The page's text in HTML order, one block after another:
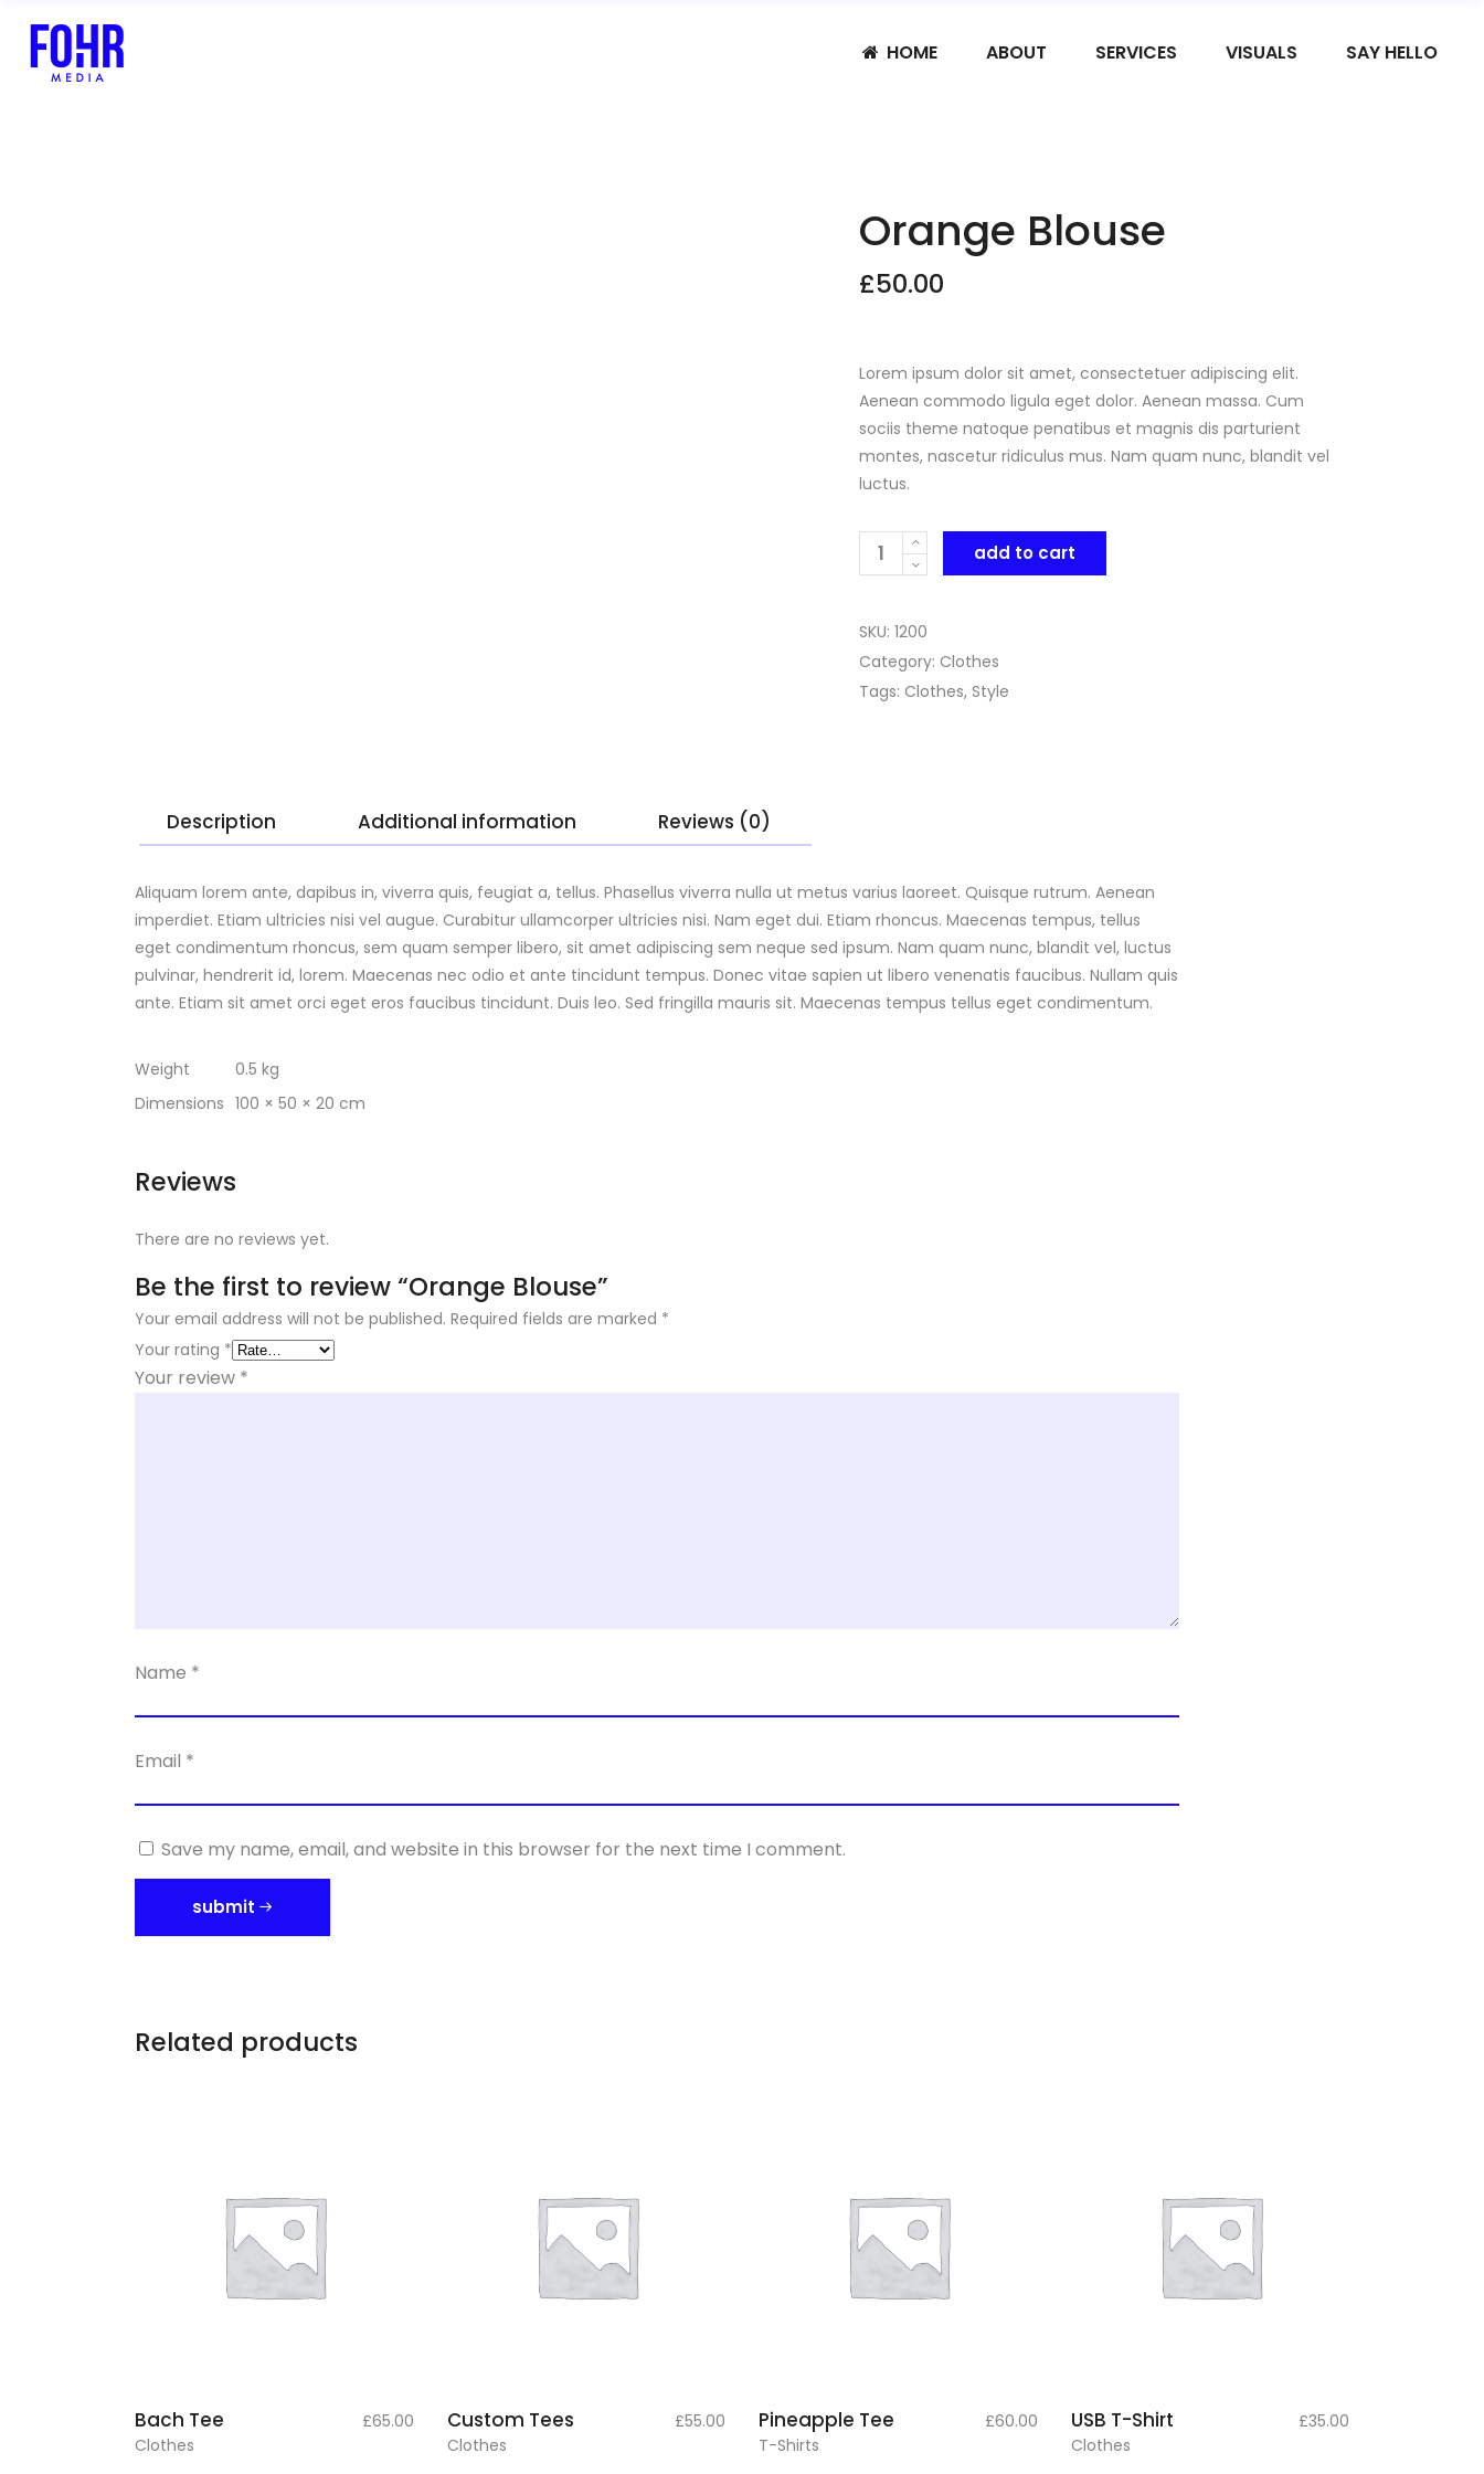
HOME ABOUT SERVICES VISUALS SAY HELLO
Orange Blouse
£50.00
Lorem ipsum dolor sit amet, consectetuer adipiscing elit.
Aenean commodo ligula eget dolor. Aenean massa. Cum
sociis theme natoque penatibus et magnis dis parturient
montes, nascetur ridiculus mus. Nam quam nunc, blandit vel
luctus.
Quantity add to cart
SKU: 1200
Category: Clothes
Tags: Clothes, Style
Description Additional information Reviews (0)
Aliquam lorem ante, dapibus in, viverra quis, feugiat a, tellus. Phasellus viverra nulla ut metus varius laoreet. Quisque rutrum. Aenean
imperdiet. Etiam ultricies nisi vel augue. Curabitur ullamcorper ultricies nisi. Nam eget dui. Etiam rhoncus. Maecenas tempus, tellus
eget condimentum rhoncus, sem quam semper libero, sit amet adipiscing sem neque sed ipsum. Nam quam nunc, blandit vel, luctus
pulvinar, hendrerit id, lorem. Maecenas nec odio et ante tincidunt tempus. Donec vitae sapien ut libero venenatis faucibus. Nullam quis
ante. Etiam sit amet orci eget eros faucibus tincidunt. Duis leo. Sed fringilla mauris sit. Maecenas tempus tellus eget condimentum.
Weight
0.5 kg
Dimensions 100 × 50 × 20 cm
Reviews
There are no reviews yet.
Be the first to review “Orange Blouse”
Your email address will not be published. Required fields are marked *
Your rating *
Your review *
Name *
Email *
Save my name, email, and website in this browser for the next time I comment.
submit
Related products
Bach Tee £65.00
Clothes
cart
Custom Tees £55.00
Clothes
cart
Pineapple Tee £60.00
T-Shirts
USB T-Shirt £35.00
Clothes